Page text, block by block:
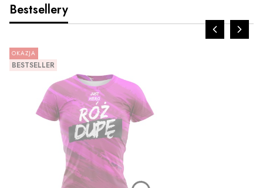
Bestsellery
OKAZJA
BESTSELLER